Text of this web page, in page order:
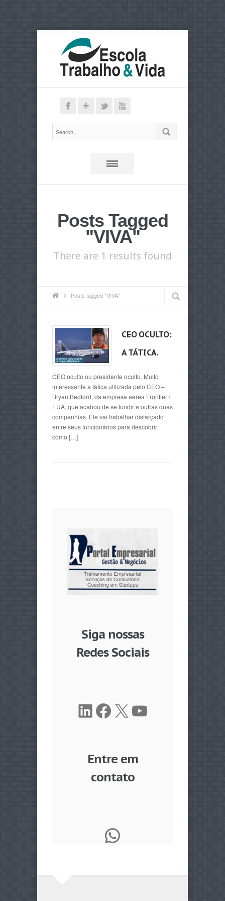
Posts Tagged
"VIVA"
There are 1 results found
Posts tagged "VIVA"
CEO OCULTO:
A TÁTICA.
CEO oculto ou presidente oculto. Muito
interessante a tática utilizada pelo CEO –
Bryan Bedford, da empresa aérea Frontier /
EUA, que acabou de se fundir a outras duas
companhias. Ele vai trabalhar disfarçado
entre seus funcionários para descobrir
como […]
Siga nossas
Redes Sociais
LinkedIn
Facebook
X Youtube
Entre em
contato
WhatsApp